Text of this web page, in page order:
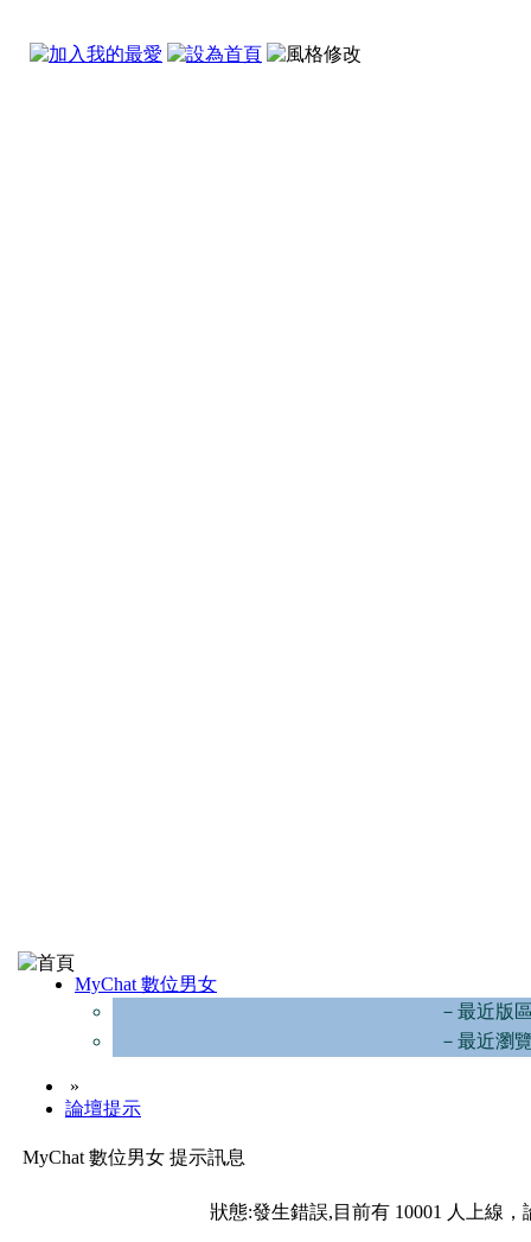
MyChat 數位男女
－最近版
－最近瀏
»
論壇提示
MyChat 數位男女 提示訊息
狀態:發生錯誤,目前有 10001 人上線